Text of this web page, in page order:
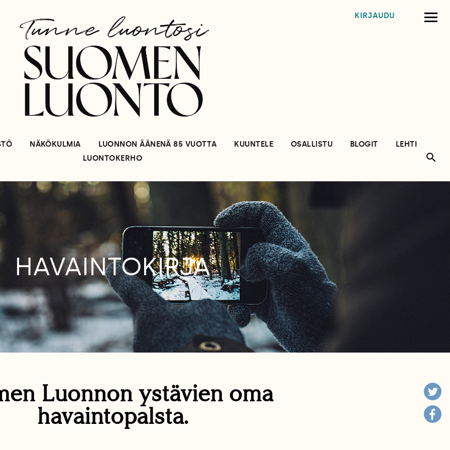
KIRJAUDU
NÄKÖKULMIA LUONNON ÄÄNENÄ 85 VUOTTA KUUNTELE OSALLISTU BLOGIT
LEHTI
LUONTOKERHO
HAVAINTOKIRJA
Luonnon ystävien oma
havaintopalsta.